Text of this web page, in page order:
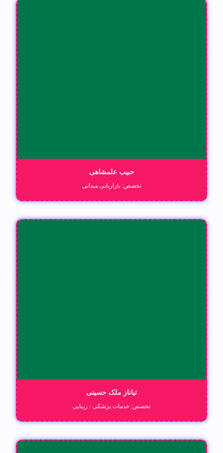
حبیب علمشاهی
تخصص: بازاریابی میدانی
تیاناز ملک حسینی
تخصص: خدمات پزشکی - زیبایی